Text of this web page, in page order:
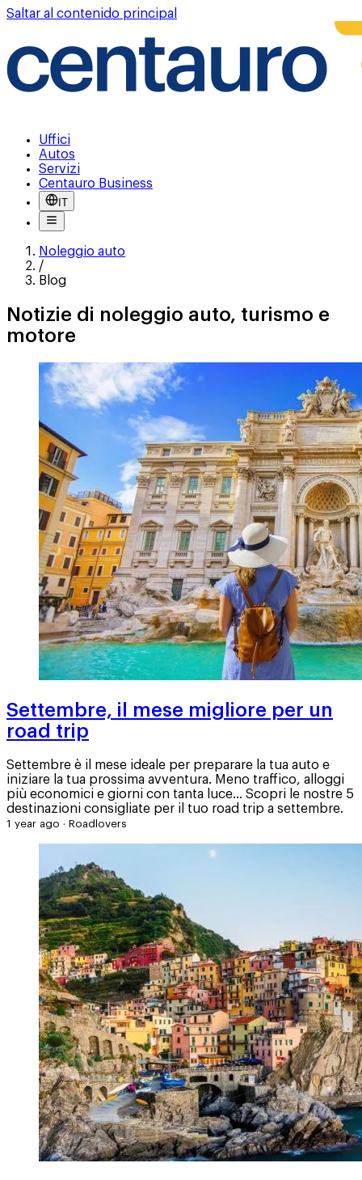
Saltar al contenido principal
Uffici
Autos
Servizi
Centauro Business
IT
Noleggio auto
/
Blog
Notizie di noleggio auto, turismo e
motore
Settembre, il mese migliore per un
road trip
Settembre è il mese ideale per preparare la tua auto e
iniziare la tua prossima avventura. Meno traffico, alloggi
più economici e giorni con tanta luce... Scopri le nostre 5
destinazioni consigliate per il tuo road trip a settembre.
1 year ago · Roadlovers